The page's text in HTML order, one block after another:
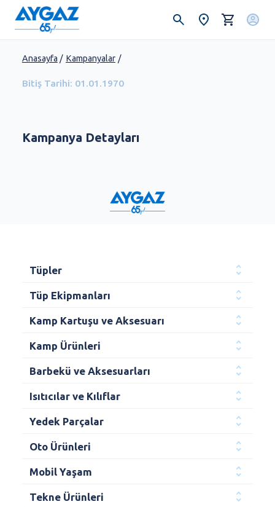
Anasayfa / Kampanyalar /
Bitiş Tarihi: 01.01.1970
Kampanya Detayları
Tüpler
Tüp Ekipmanları
Kamp Kartuşu ve Aksesuarı
Kamp Ürünleri
Barbekü ve Aksesuarları
Isıtıcılar ve Kılıflar
Yedek Parçalar
Oto Ürünleri
Mobil Yaşam
Tekne Ürünleri